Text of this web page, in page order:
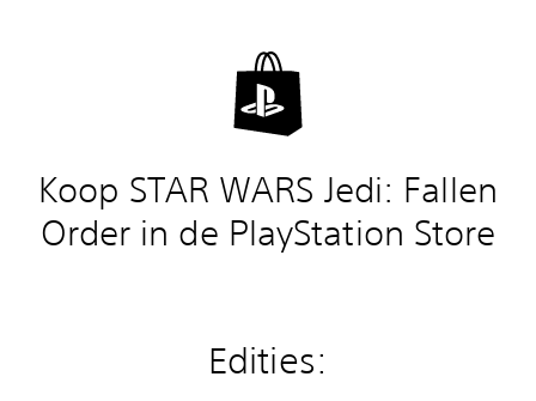
Koop STAR WARS Jedi: Fallen
Order in de PlayStation Store
Edities: